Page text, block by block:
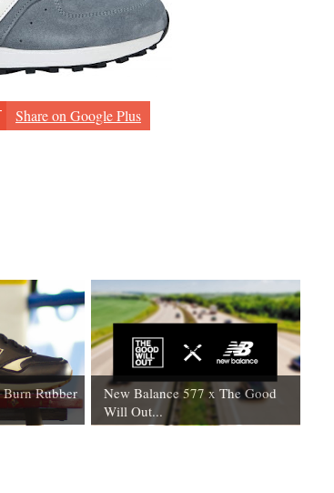
Share on Google Plus
Rubber
New Balance 577 x The Good
Will Out...